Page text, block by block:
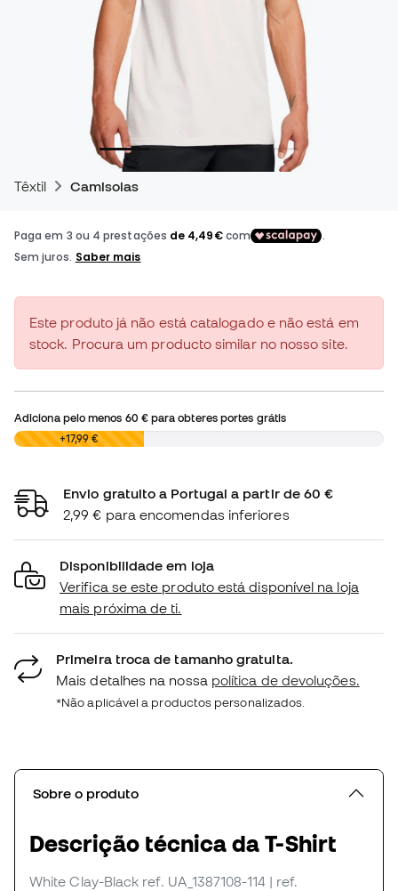
Têxtil Camisolas
Este produto já não está catalogado e não está em
stock. Procura um producto similar no nosso site.
Adiciona pelo menos 60 €para obteres portes grátis
0,00 € +17,99 €
Envio gratuito a Portugal a partir de 60 €
2,99 € para encomendas inferiores
Disponibilidade em loja
Verifica se este produto está disponível na loja
mais próxima de ti.
Primeira troca de tamanho gratuita.
Mais detalhes na nossa política de devoluções.
*Não aplicável a productos personalizados.
Sobre o produto
Descrição técnica da T-Shirt
White Clay-Black ref. UA_1387108-114 | ref.